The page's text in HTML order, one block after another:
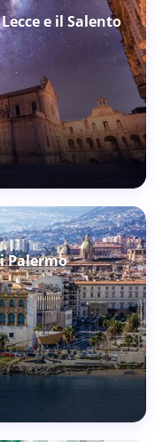
e il Salento
Palermo